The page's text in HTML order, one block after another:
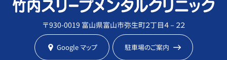
〒930-0019 富山県富山市弥生町２丁目４－２２
Google マップ 駐車場のご案内